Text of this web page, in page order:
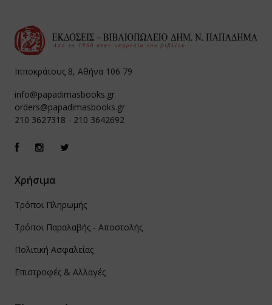
Ιπποκράτους 8, Αθήνα 106 79
info@papadimasbooks.gr
orders@papadimasbooks.gr
210 3627318 - 210 3642692
Χρήσιμα
Τρόποι Πληρωμής
Τρόποι Παραλαβής - Αποστολής
Πολιτική Ασφαλείας
Επιστροφές & Αλλαγές